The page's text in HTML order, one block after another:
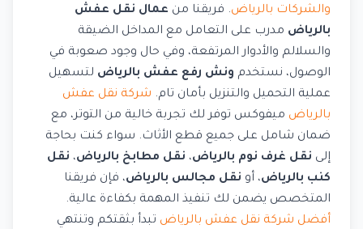
والشركات بالرياض. فريقنا من عمال نقل عفش
بالرياض مدرب على التعامل مع المداخل الضيقة
والسلالم والأدوار المرتفعة، وفي حال وجود صعوبة في
الوصول، نستخدم ونش رفع عفش بالرياض لتسهيل
عملية التحميل والتنزيل بأمان تام. شركة نقل عفش
بالرياض ميفوكس توفر لك تجربة خالية من التوتر، مع
ضمان شامل على جميع قطع الأثاث. سواء كنت بحاجة
إلى نقل غرف نوم بالرياض، نقل مطابخ بالرياض، نقل
كنب بالرياض، أو نقل مجالس بالرياض، فإن فريقنا
المتخصص يضمن لك تنفيذ المهمة بكفاءة عالية.
أفضل شركة نقل عفش بالرياض تبدأ بثقتكم وتنتهي